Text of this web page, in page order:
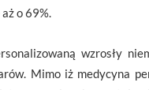
o 69%.
wzrosły
Mimo iż medycyna